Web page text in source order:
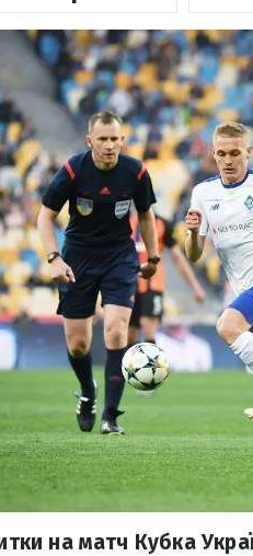
на матч Кубка